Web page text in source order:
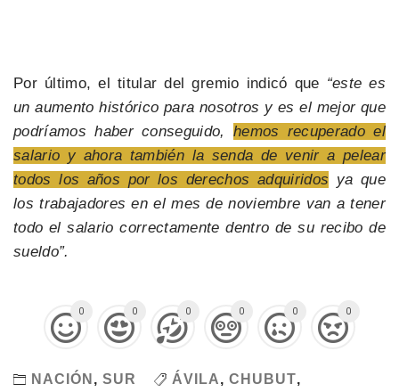
Por último, el titular del gremio indicó que “este es
un aumento histórico para nosotros y es el mejor que
podríamos haber conseguido, hemos recuperado el
salario y ahora también la senda de venir a pelear
todos los años por los derechos adquiridos ya que
los trabajadores en el mes de noviembre van a tener
todo el salario correctamente dentro de su recibo de
sueldo”.
0 0 0 0 0 0
NACIÓN , SUR ÁVILA, CHUBUT,